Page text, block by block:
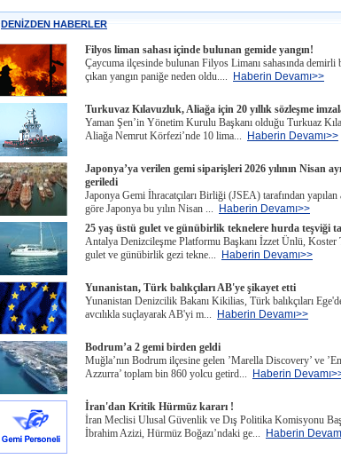
DENİZDEN HABERLER
Filyos liman sahası içinde bulunan gemide yangın!
Çaycuma ilçesinde bulunan Filyos Limanı sahasında demirli
çıkan yangın paniğe neden oldu....
Haberin Devamı>>
Turkuvaz Kılavuzluk, Aliağa için 20 yıllık sözleşme
Yaman Şen’in Yönetim Kurulu Başkanı olduğu Turkuaz
Aliağa Nemrut Körfezi’nde 10 lima...
Haberin Devamı>>
Japonya’ya verilen gemi siparişleri 2026 yılının Nisan
geriledi
Japonya Gemi İhracatçıları Birliği (JSEA) tarafından yapılan
göre Japonya bu yılın Nisan ...
Haberin Devamı>>
25 yaş üstü gulet ve günübirlik teknelere hurda teşviği
Antalya Denizcileşme Platformu Başkanı İzzet Ünlü, Koster
gulet ve günübirlik gezi tekne...
Haberin Devamı>>
Yunanistan, Türk balıkçıları AB'ye şikayet etti
Yunanistan Denizcilik Bakanı Kikilias, Türk balıkçıları
avcılıkla suçlayarak AB'yi m...
Haberin Devamı>>
Bodrum’a 2 gemi birden geldi
Muğla’nın Bodrum ilçesine gelen ’Marella Discovery’ ve
Azzurra’ toplam bin 860 yolcu getird...
Haberin
İran'dan Kritik Hürmüz kararı !
İran Meclisi Ulusal Güvenlik ve Dış Politika Komisyonu
İbrahim Azizi, Hürmüz Boğazı’ndaki ge...
Haberin